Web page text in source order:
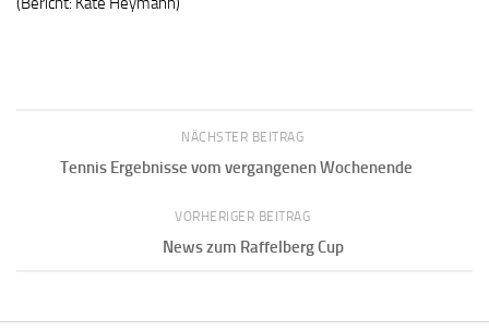
NÄCHSTER BEITRAG
Tennis Ergebnisse vom vergangenen Wochenende
VORHERIGER BEITRAG
News zum Raffelberg Cup